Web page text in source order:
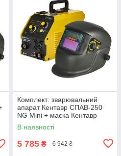
Комплект: зварювальний
апарат Кентавр СПАВ-250
NG Mini + маска Кентавр
СМ-315Р (1+1)
В наявності
5 785 ₴ 6 942 ₴